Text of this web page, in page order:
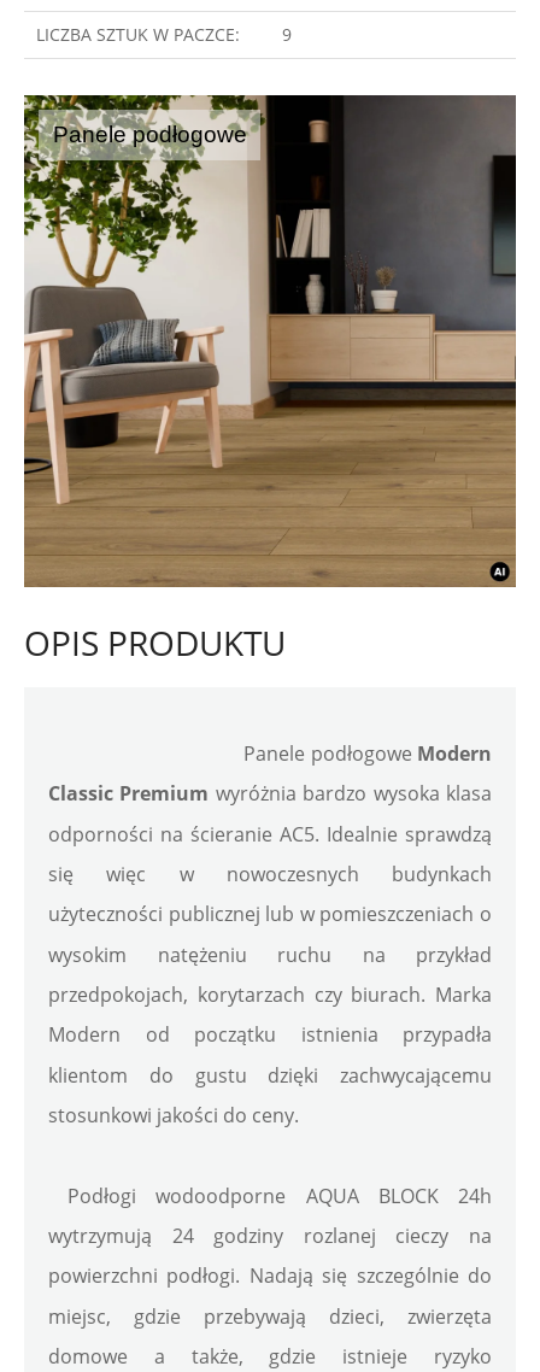
LICZBA SZTUK W PACZCE: 9
Panele podłogowe
OPIS PRODUKTU
Panele podłogowe Modern
Classic Premium wyróżnia bardzo wysoka klasa
odporności na ścieranie AC5. Idealnie sprawdzą
się więc w nowoczesnych budynkach
użyteczności publicznej lub w pomieszczeniach o
wysokim natężeniu ruchu na przykład
przedpokojach, korytarzach czy biurach. Marka
Modern od początku istnienia przypadła
klientom do gustu dzięki zachwycającemu
stosunkowi jakości do ceny.
wytrzymują 24 godziny rozlanej cieczy na
powierzchni podłogi. Nadają się szczególnie do
miejsc, gdzie przebywają dzieci, zwierzęta
domowe a także, gdzie istnieje ryzyko